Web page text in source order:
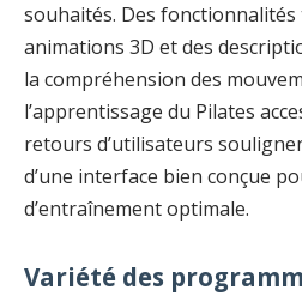
souhaités. Des fonctionnalités
animations 3D et des
la compréhension des
l’apprentissage du Pilates
retours d’utilisateurs
d’une interface bien conçue
d’entraînement optimale.
Variété des